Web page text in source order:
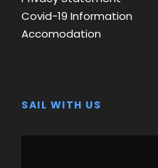
Covid-19 Information
Accomodation
SAIL WITH US